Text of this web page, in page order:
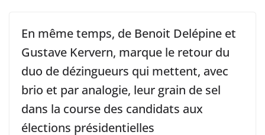
En même temps, de Benoit Delépine et
Gustave Kervern, marque le retour du
duo de dézingueurs qui mettent, avec
brio et par analogie, leur grain de sel
dans la course des candidats aux
élections présidentielles